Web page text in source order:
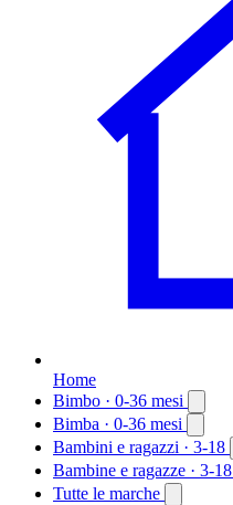
Home
Bimbo · 0-36 mesi
Bimba · 0-36 mesi
Bambini e ragazzi · 3-18
Bambine e ragazze · 3-18
Tutte le marche